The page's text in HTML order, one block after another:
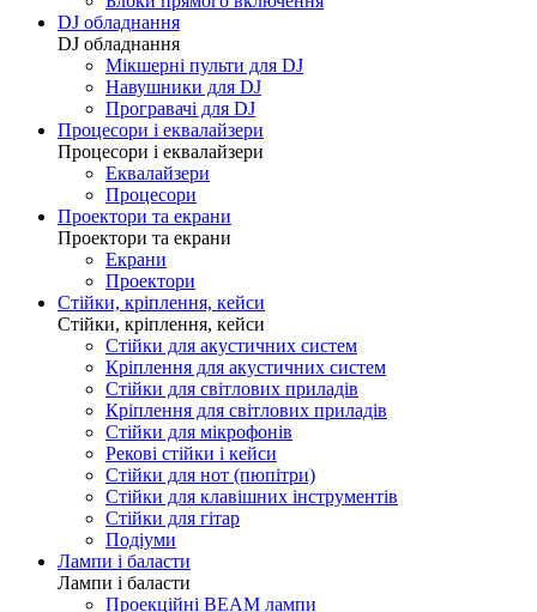
DJ обладнання
DJ обладнання
Мікшерні пульти для DJ
Навушники для DJ
Програвачі для DJ
Процесори і еквалайзери
Процесори і еквалайзери
Еквалайзери
Процесори
Проектори та екрани
Проектори та екрани
Екрани
Проектори
Стійки, кріплення, кейси
Стійки, кріплення, кейси
Стійки для акустичних систем
Кріплення для акустичних систем
Стійки для світлових приладів
Кріплення для світлових приладів
Стійки для мікрофонів
Рекові стійки і кейси
Стійки для нот (пюпітри)
Стійки для клавішних інструментів
Стійки для гітар
Подіуми
Лампи і баласти
Лампи і баласти
Проекційні BEAM лампи